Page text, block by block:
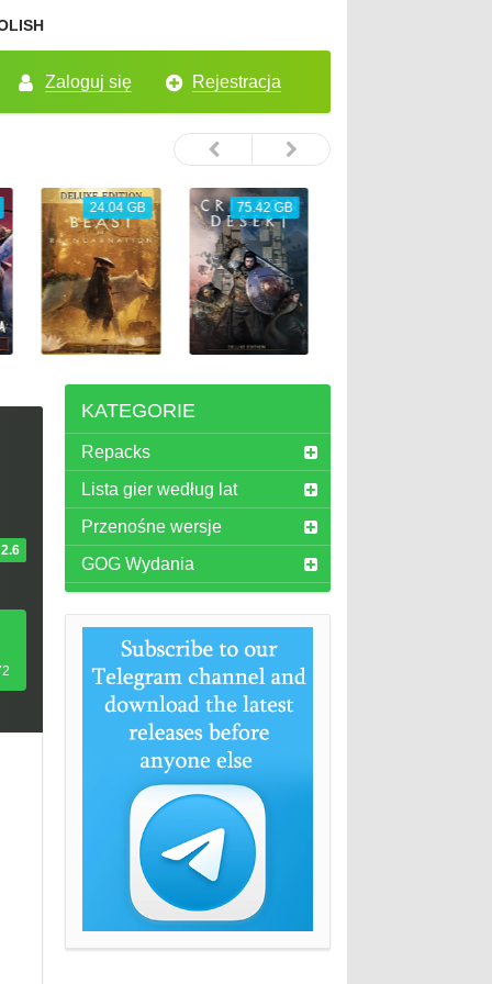
Zaloguj się Rejestracja
75.42 GB 5.45 GB
2.6
KATEGORIE
Repacks
Lista gier według lat
Przenośne wersje
GOG Wydania